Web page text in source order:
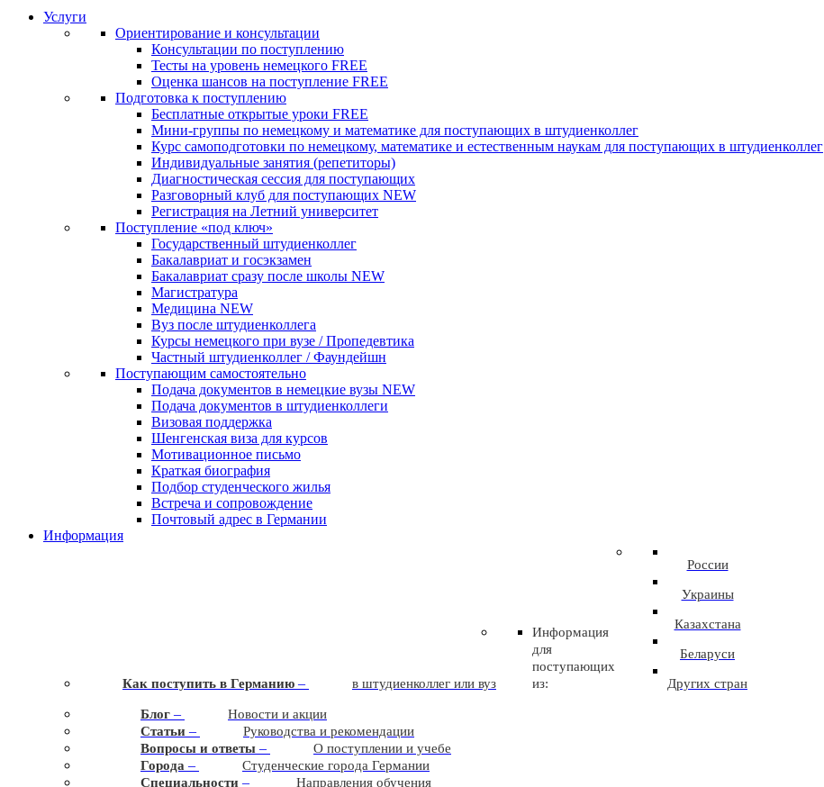
Услуги
Ориентирование и консультации
Консультации по поступлению
Тесты на уровень немецкого FREE
Оценка шансов на поступление FREE
Подготовка к поступлению
Бесплатные открытые уроки FREE
Мини-группы по немецкому и математике для поступающих в штудиенколлег
Курс самоподготовки по немецкому, математике и естественным наукам для поступающих в штудиенколлег
Индивидуальные занятия (репетиторы)
Диагностическая сессия для поступающих
Разговорный клуб для поступающих NEW
Регистрация на Летний университет
Поступление «под ключ»
Государственный штудиенколлег
Бакалавриат и госэкзамен
Бакалавриат сразу после школы NEW
Магистратура
Медицина NEW
Вуз после штудиенколлега
Курсы немецкого при вузе / Пропедевтика
Частный штудиенколлег / Фаундейшн
Поступающим самостоятельно
Подача документов в немецкие вузы NEW
Подача документов в штудиенколлеги
Визовая поддержка
Шенгенская виза для курсов
Мотивационное письмо
Краткая биография
Подбор студенческого жилья
Встреча и сопровождение
Почтовый адрес в Германии
Информация
Как поступить в Германию – в штудиенколлег или вуз
Информация
для
поступающих
из:
России
Украины
Казахстана
Беларуси
Других стран
Блог –
Новости и акции
Статьи –
Руководства и рекомендации
Вопросы и ответы –
О поступлении и учебе
Города –
Студенческие города Германии
Cпециальности –
Направления обучения